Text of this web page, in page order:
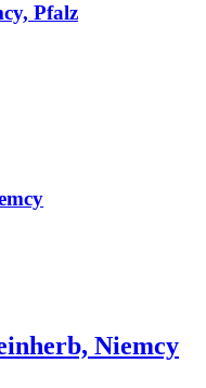
Pfalz
Niemcy